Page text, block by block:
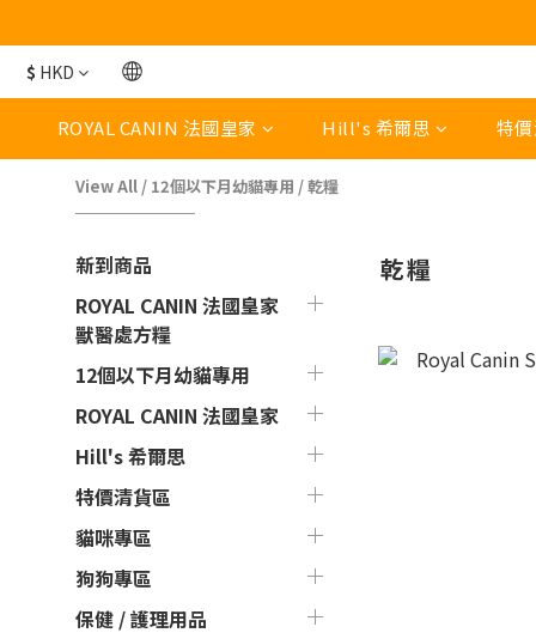
$ HKD
ROYAL CANIN 法國皇家 Hill's 希爾思 特
View All / 12個以下月幼貓專用 /乾糧
新到商品
ROYAL CANIN 法國皇家
獸醫處方糧
12個以下月幼貓專用
ROYAL CANIN 法國皇家
Hill's 希爾思
特價清貨區
貓咪專區
狗狗專區
保健 / 護理用品
乾糧